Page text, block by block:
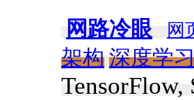
网路冷眼 网
架构 深度学